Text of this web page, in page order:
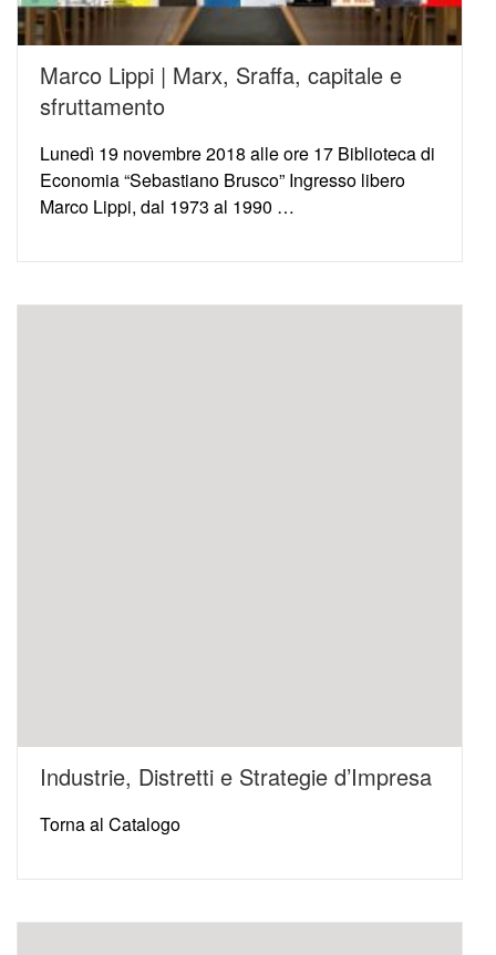
Marco Lippi | Marx, Sraffa, capitale e
sfruttamento
Lunedì 19 novembre 2018 alle ore 17 Biblioteca di
Economia “Sebastiano Brusco” Ingresso libero
Marco Lippi, dal 1973 al 1990 …
Industrie, Distretti e Strategie d’Impresa
Torna al Catalogo